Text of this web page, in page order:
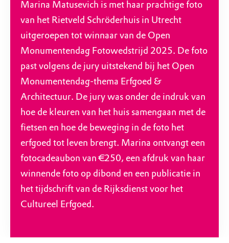
Marina Matusevich is met haar prachtige foto
van het Rietveld Schröderhuis in Utrecht
uitgeroepen tot winnaar van de Open
Monumentendag Fotowedstrijd 2025. De foto
past volgens de jury uitstekend bij het Open
Monumentendag-thema Erfgoed &
Architectuur. De jury was onder de indruk van
hoe de kleuren van het huis samengaan met de
fietsen en hoe de beweging in de foto het
erfgoed tot leven brengt. Marina ontvangt een
fotocadeaubon van €250, een afdruk van haar
winnende foto op dibond en een publicatie in
het tijdschrift van de Rijksdienst voor het
Cultureel Erfgoed.